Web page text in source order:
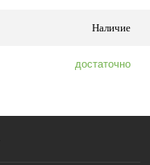
Наличие
достаточно